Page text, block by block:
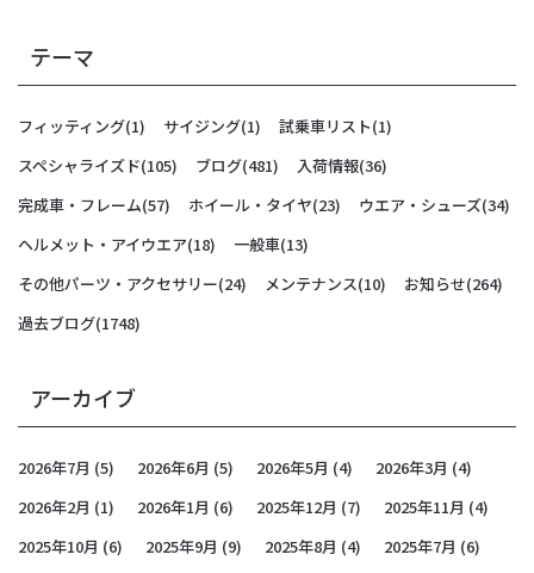
テーマ
フィッティング(1) サイジング(1) 試乗車リスト(1)
スペシャライズド(105) ブログ(481) 入荷情報(36)
完成車・フレーム(57) ホイール・タイヤ(23) ウエア・シューズ(34)
ヘルメット・アイウエア(18) 一般車(13)
その他パーツ・アクセサリー(24) メンテナンス(10) お知らせ(264)
過去ブログ(1748)
アーカイブ
2026年7月 (5) 2026年6月 (5) 2026年5月 (4) 2026年3月 (4)
2026年2月 (1) 2026年1月 (6) 2025年12月 (7) 2025年11月 (4)
2025年10月 (6) 2025年9月 (9) 2025年8月 (4) 2025年7月 (6)